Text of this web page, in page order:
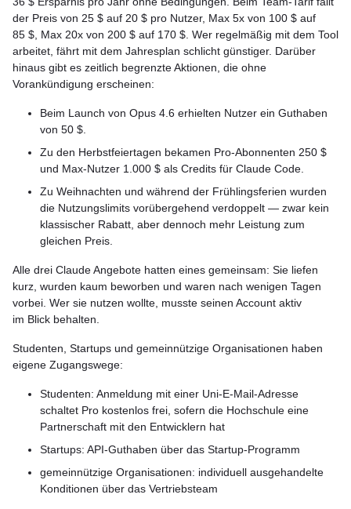
der Preis von 25 $ auf 20 $ pro Nutzer, Max 5x von 100 $ auf
85 $, Max 20x von 200 $ auf 170 $. Wer regelmäßig mit dem Tool
arbeitet, fährt mit dem Jahresplan schlicht günstiger. Darüber
hinaus gibt es zeitlich begrenzte Aktionen, die ohne
Vorankündigung erscheinen:
Beim Launch von Opus 4.6 erhielten Nutzer ein Guthaben
von 50 $.
Zu den Herbstfeiertagen bekamen Pro-Abonnenten 250 $
und Max-Nutzer 1.000 $ als Credits für Claude Code.
Zu Weihnachten und während der Frühlingsferien wurden
die Nutzungslimits vorübergehend verdoppelt — zwar kein
klassischer Rabatt, aber dennoch mehr Leistung zum
gleichen Preis.
Alle drei Claude Angebote hatten eines gemeinsam: Sie liefen
kurz, wurden kaum beworben und waren nach wenigen Tagen
vorbei. Wer sie nutzen wollte, musste seinen Account aktiv
im Blick behalten.
Studenten, Startups und gemeinnützige Organisationen haben
eigene Zugangswege:
Studenten: Anmeldung mit einer Uni-E-Mail-Adresse
schaltet Pro kostenlos frei, sofern die Hochschule eine
Partnerschaft mit den Entwicklern hat
Startups: API-Guthaben über das Startup-Programm
gemeinnützige Organisationen: individuell ausgehandelte
Konditionen über das Vertriebsteam